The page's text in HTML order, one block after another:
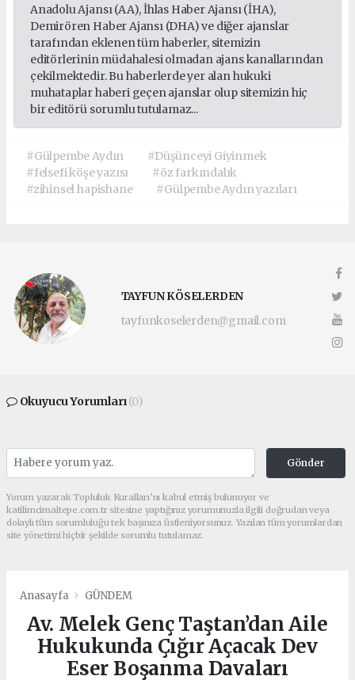
Anadolu Ajansı (AA), İhlas Haber Ajansı (İHA),
Demirören Haber Ajansı (DHA) ve diğer ajanslar
tarafından eklenen tüm haberler, sitemizin
editörlerinin müdahalesi olmadan ajans kanallarından
çekilmektedir. Bu haberlerde yer alan hukuki
muhataplar haberi geçen ajanslar olup sitemizin hiç
bir editörü sorumlu tutulamaz...
#Gülpembe Aydın
#Düşünceyi Giyinmek
#felsefi köşe yazısı
#öz farkındalık
#zihinsel hapishane
#Gülpembe Aydın yazıları
TAYFUN KÖSELERDEN
tayfunkoselerden@gmail.com
Okuyucu Yorumları(0)
Gönder
Yorum yazarak Topluluk Kuralları’nı kabul etmiş bulunuyor ve
katilimcimaltepe.com.tr sitesine yaptığınız yorumunuzla ilgili doğrudan veya
dolaylı tüm sorumluluğu tek başınıza üstleniyorsunuz. Yazılan tüm yorumlardan
site yönetimi hiçbir şekilde sorumlu tutulamaz.
Anasayfa GÜNDEM
Av. Melek Genç Taştan’dan Aile
Hukukunda Çığır Açacak Dev
Eser Boşanma Davaları